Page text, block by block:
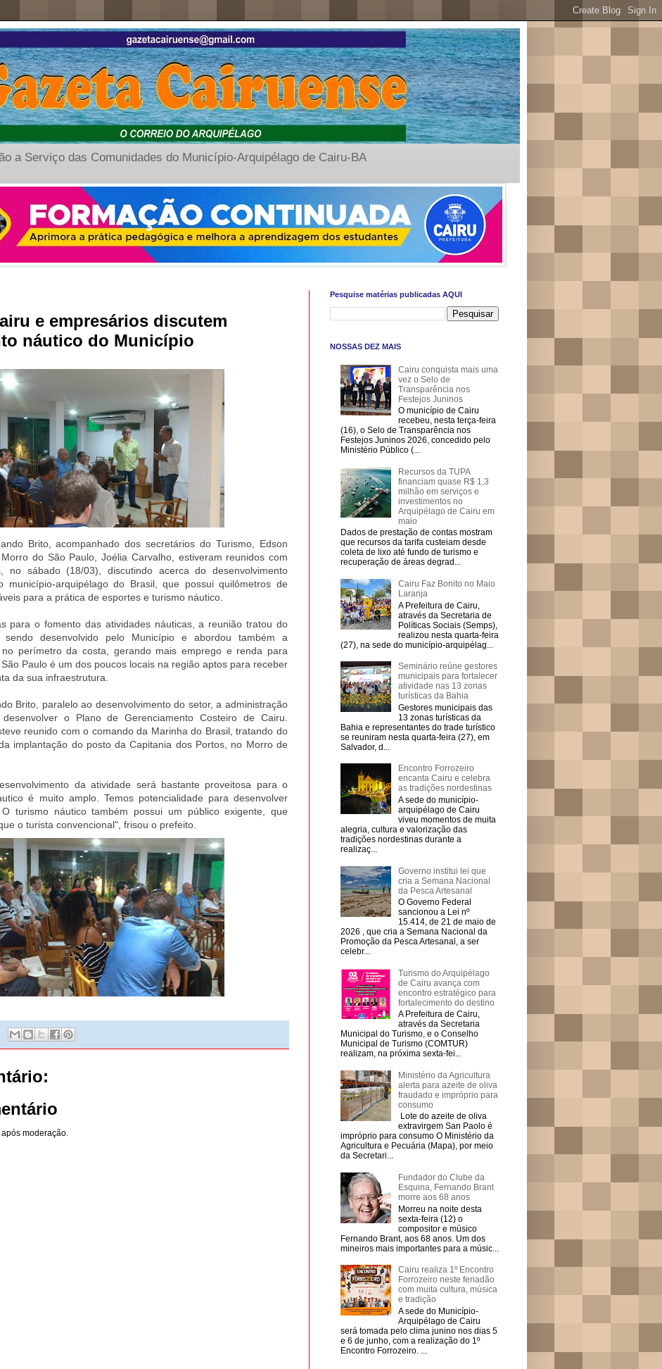
a Serviço das Comunidades do Município-Arquipélago de Cairu-BA
e empresários discutem
náutico do Município
Brito, acompanhado dos secretários do Turismo, Edson
do São Paulo, Joélia Carvalho, estiveram reunidos com
no sábado (18/03), discutindo acerca do desenvolvimento
município-arquipélago do Brasil, que possui quilômetros de
para a prática de esportes e turismo náutico.
para o fomento das atividades náuticas, a reunião tratou do
desenvolvido pelo Município e abordou também a
perímetro da costa, gerando mais emprego e renda para
Paulo é um dos poucos locais na região aptos para receber
da sua infraestrutura.
Brito, paralelo ao desenvolvimento do setor, a administração
o Plano de Gerenciamento Costeiro de Cairu.
reunido com o comando da Marinha do Brasil, tratando do
implantação do posto da Capitania dos Portos, no Morro de
da atividade será bastante proveitosa para o
é muito amplo. Temos potencialidade para desenvolver
turismo náutico também possui um público exigente, que
o turista convencional", frisou o prefeito.
moderação.
Pesquise matérias publicadas AQUI
NOSSAS DEZ MAIS
Cairu conquista mais uma
vez o Selo de
Transparência nos
Festejos Juninos
O município de Cairu
recebeu, nesta terça-feira
(16), o Selo de Transparência nos
Festejos Juninos 2026, concedido pelo
Ministério Público (...
Recursos da TUPA
financiam quase R$ 1,3
milhão em serviços e
investimentos no
Arquipélago de Cairu em
maio
Dados de prestação de contas mostram
que recursos da tarifa custeiam desde
coleta de lixo até fundo de turismo e
recuperação de áreas degrad...
Cairu Faz Bonito no Maio
Laranja
A Prefeitura de Cairu,
através da Secretaria de
Políticas Sociais (Semps),
realizou nesta quarta-feira
(27), na sede do município-arquipélag...
Seminário reúne gestores
municipais para fortalecer
atividade nas 13 zonas
turísticas da Bahia
Gestores municipais das
13 zonas turísticas da
Bahia e representantes do trade turístico
se reuniram nesta quarta-feira (27), em
Salvador, d...
Encontro Forrozeiro
encanta Cairu e celebra
as tradições nordestinas
A sede do município-
arquipélago de Cairu
viveu momentos de muita
alegria, cultura e valorização das
tradições nordestinas durante a
realizaç...
Governo institui lei que
cria a Semana Nacional
da Pesca Artesanal
O Governo Federal
sancionou a Lei nº
15.414, de 21 de maio de
2026 , que cria a Semana Nacional da
Promoção da Pesca Artesanal, a ser
celebr...
Turismo do Arquipélago
de Cairu avança com
encontro estratégico para
fortalecimento do destino
A Prefeitura de Cairu,
através da Secretaria
Municipal do Turismo, e o Conselho
Municipal de Turismo (COMTUR)
realizam, na próxima sexta-fei...
Ministério da Agricultura
alerta para azeite de oliva
fraudado e impróprio para
consumo
Lote do azeite de oliva
extravirgem San Paolo é
impróprio para consumo O Ministério da
Agricultura e Pecuária (Mapa), por meio
da Secretari...
Fundador do Clube da
Esquina, Fernando Brant
morre aos 68 anos
Morreu na noite desta
sexta-feira (12) o
compositor e músico
Fernando Brant, aos 68 anos. Um dos
mineiros mais importantes para a músic...
Cairu realiza 1º Encontro
Forrozeiro neste feriadão
com muita cultura, música
e tradição
A sede do Município-
Arquipélago de Cairu
será tomada pelo clima junino nos dias 5
e 6 de junho, com a realização do 1º
Encontro Forrozeiro. ...